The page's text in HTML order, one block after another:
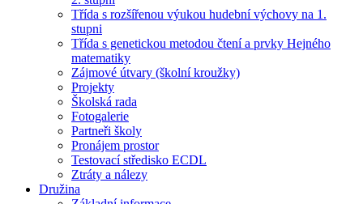
Třída s rozšířenou výukou hudební výchovy na 1.
stupni
Třída s genetickou metodou čtení a prvky Hejného
matematiky
Zájmové útvary (školní kroužky)
Projekty
Školská rada
Fotogalerie
Partneři školy
Pronájem prostor
Testovací středisko ECDL
Ztráty a nálezy
Družina